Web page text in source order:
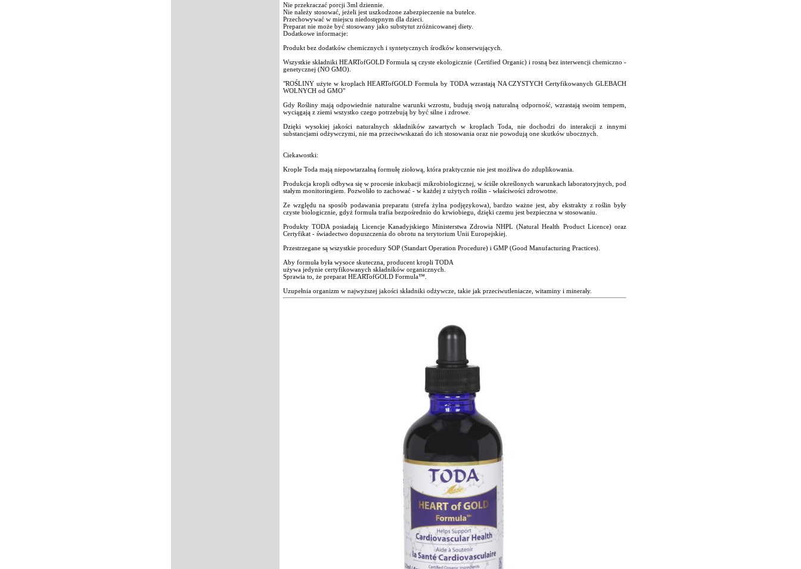
Nie przekraczać porcji 3ml dziennie.
Nie należy stosować, jeżeli jest uszkodzone zabezpieczenie na butelce.
Przechowywać w miejscu niedostępnym dla dzieci.
Preparat nie może być stosowany jako substytut zróżnicowanej diety.
Dodatkowe informacje:
Produkt bez dodatków chemicznych i syntetycznych środków konserwujących.
Wszystkie składniki HEARTofGOLD Formula są czyste ekologicznie (Certified Organic) i rosną bez interwencji chemiczno -
genetycznej (NO GMO).
"ROŚLINY użyte w kroplach HEARTofGOLD Formula by TODA wzrastają NA CZYSTYCH Certyfikowanych GLEBACH
WOLNYCH od GMO"
Gdy Rośliny mają odpowiednie naturalne warunki wzrostu, budują swoją naturalną odporność, wzrastają swoim tempem,
wyciągają z ziemi wszystko czego potrzebują by być silne i zdrowe.
Dzięki wysokiej jakości naturalnych składników zawartych w kroplach Toda, nie dochodzi do interakcji z innymi
substancjami odżywczymi, nie ma przeciwwskazań do ich stosowania oraz nie powodują one skutków ubocznych.
Ciekawostki:
Krople Toda mają niepowtarzalną formułę ziołową, która praktycznie nie jest możliwa do zduplikowania.
Produkcja kropli odbywa się w procesie inkubacji mikrobiologicznej, w ściśle określonych warunkach laboratoryjnych, pod
stałym monitoringiem. Pozwoliło to zachować - w każdej z użytych roślin - właściwości zdrowotne.
Ze względu na sposób podawania preparatu (strefa żylna podjęzykowa), bardzo ważne jest, aby ekstrakty z roślin były
czyste biologicznie, gdyż formuła trafia bezpośrednio do krwiobiegu, dzięki czemu jest bezpieczna w stosowaniu.
Produkty TODA posiadają Licencje Kanadyjskiego Ministerstwa Zdrowia NHPL (Natural Health Product Licence) oraz
Certyfikat - świadectwo dopuszczenia do obrotu na terytorium Unii Europejskiej.
Przestrzegane są wszystkie procedury SOP (Standart Operation Procedure) i GMP (Good Manufacturing Practices).
Aby formuła była wysoce skuteczna, producent kropli TODA
używa jedynie certyfikowanych składników organicznych.
Sprawia to, że preparat HEARTofGOLD Formula™.
Uzupełnia organizm w najwyższej jakości składniki odżywcze, takie jak przeciwutleniacze, witaminy i minerały.